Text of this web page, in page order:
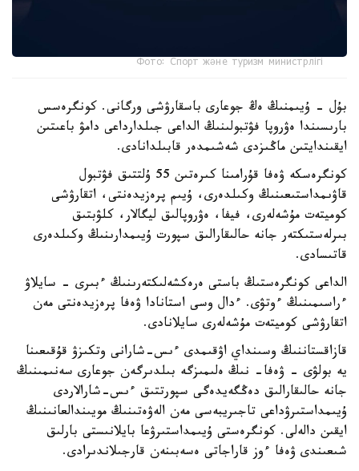
Фото: Спорт және туризм министрлігі
بۇل - ۇيىمنىڭ ەڭ جوعارى باسقارۋشى ورگانى. كونگرەسس
بارىسىندا ەۋروپا فۋتبولىنىڭ الداعى جىلدارداعى دامۋ باعىتىن
ايقىندايتىن ماڭىزدى شەشىمدەر قابىلدانادى.
كونگرەسكە ۋەفا قۇرامىنا كىرەتىن 55 ۇلتتىق فۋتبول
قاۋىمداستىعىنىڭ وكىلدەرى، ۇيىم پرەزيدەنتى، اتقارۋشى
كوميتەت مۇشەلەرى، فيفا، ەۋروپالىق ليگالار، كلۋبتىق
بىرلەستىكتەر جانە حالىقارالىق سپورت ۇيىمدارىنىڭ وكىلدەرى
قاتىسادى.
الداعى كونگرەستىڭ باستى ەرەكشەلىكتەرىنىڭ ءبىرى - سايلاۋ
ءراسىمىنىڭ ءوتۋى. ءدال وسى استانادا ۋەفا پرەزيدەنتى مەن
اتقارۋشى كوميتەت مۇشەلەرى سايلانادى.
قازاقستاننىڭ وسىنداي اۋقىمدى ءىس-شارانى وتكىزۋ قۇقىعىنا
يە بولۋى - ۋەفا- نىڭ ەلىمىزگە بىلدىرگەن جوعارى سەنىمىنىڭ
جانە حالىقارالىق دەڭگەيدەگى سپورتتىق ءىس-شارالاردى
ۇيىمداستىرۋداعى تاجىريبەسى مەن الەۋەتىنىڭ مويىندالعانىنىڭ
ايقىن دالەلى. كونگرەستى ۇيىمداستىرۋعا بايلانىستى بارلىق
شىعىندى ۋەفا ءوز قاراجاتى ەسەبىنەن قارجىلاندىرادى.